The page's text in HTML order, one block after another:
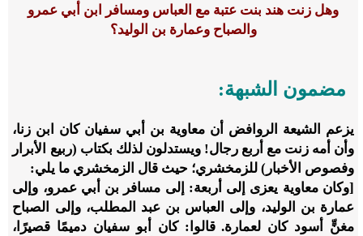
وهل زنت هند بنت عتبة مع العباس ومسافر ابن أبي عمرو
والصباح وعمارة بن الوليد؟
مضمون الشبهة:
يزعم الشيعة الروافض أن معاوية بن أبي سفيان كان ابن زنا،
وأن أمه زنت مع أربع رجال! ويستدلون لذلك بكتاب (ربيع الأبرار
وفصوص الأخبار) للزمخشري؛ حيث قال الزمخشري ما يلي:
[وكان معاوية يعزى إلى أربعة: إلى مسافر بن أبي عمرو، وإلى
عمارة بن الوليد، وإلى العباس بن عبد المطلب، وإلى الصباح
مغنٍّ أسود كان لعمارة. قالوا: كان أبو سفيان دميمًا قصيرًا،